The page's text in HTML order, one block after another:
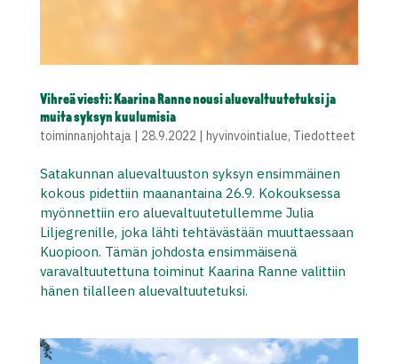
Vihreä viesti: Kaarina Ranne nousi aluevaltuutetuksi ja
muita syksyn kuulumisia
toiminnanjohtaja| 28.9.2022 | hyvinvointialue, Tiedotteet
Satakunnan aluevaltuuston syksyn ensimmäinen
kokous pidettiin maanantaina 26.9. Kokouksessa
myönnettiin ero aluevaltuutetullemme Julia
Liljegrenille, joka lähti tehtävästään muuttaessaan
Kuopioon. Tämän johdosta ensimmäisenä
varavaltuutettuna toiminut Kaarina Ranne valittiin
hänen tilalleen aluevaltuutetuksi.